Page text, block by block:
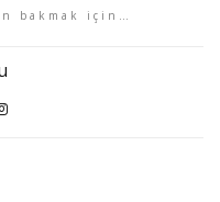
bakmak için…